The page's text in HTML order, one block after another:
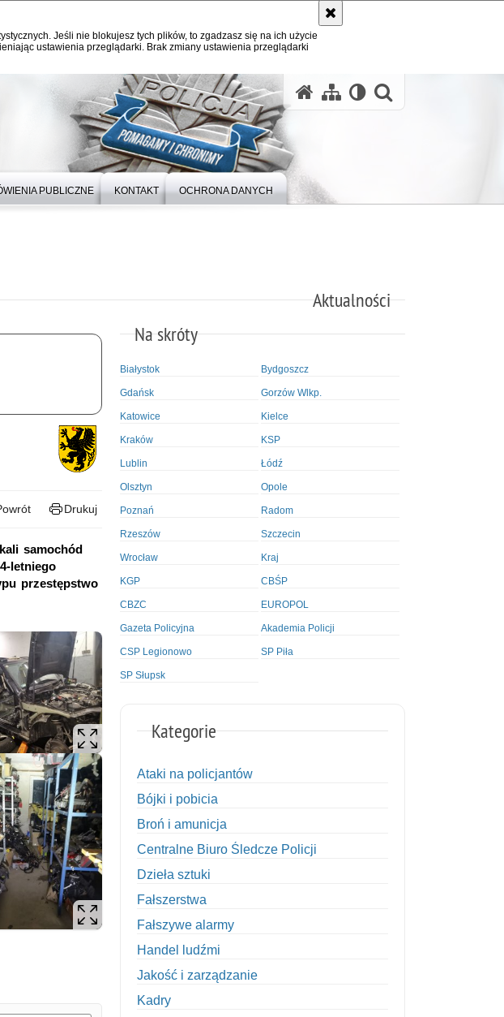
Jeśli nie blokujesz tych plików, to zgadzasz się na ich użycie
ustawienia przeglądarki. Brak zmiany ustawienia przeglądarki
PUBLICZNE KONTAKT OCHRONA DANYCH
Aktualności
Drukuj
samochód
letniego
przestępstwo
Na skróty
Białystok Bydgoszcz
Gdańsk Gorzów Wlkp.
Katowice Kielce
Kraków KSP
Lublin Łódź
Olsztyn Opole
Poznań Radom
Rzeszów Szczecin
Wrocław Kraj
KGP CBŚP
CBZC EUROPOL
Gazeta Policyjna Akademia Policji
CSP Legionowo SP Piła
SP Słupsk
Kategorie
Ataki na policjantów
Bójki i pobicia
Broń i amunicja
Centralne Biuro Śledcze Policji
Dzieła sztuki
Fałszerstwa
Fałszywe alarmy
Handel ludźmi
Jakość i zarządzanie
Kadry